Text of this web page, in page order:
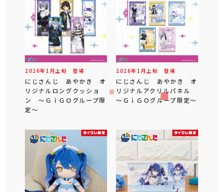
2026年 1 月 上旬 登場
にじさんじ あやかき オ
リジナルロングクッショ
ン ～ＧｉＧＯグループ限
定～
2026年 1 月 上旬 登場
にじさんじ あやかき オ
リジナルアクリルパネル
～ＧｉＧＯグループ限定～